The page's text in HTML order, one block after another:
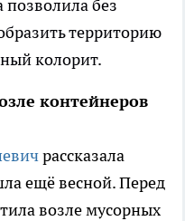
без
территорию
колорит.
контейнеров
рассказала
ещё весной. Перед
возле мусорных